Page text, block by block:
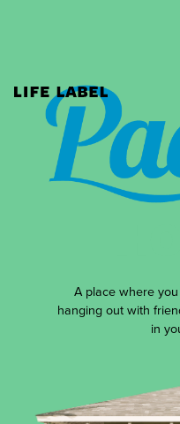
A place where
hanging out with
in